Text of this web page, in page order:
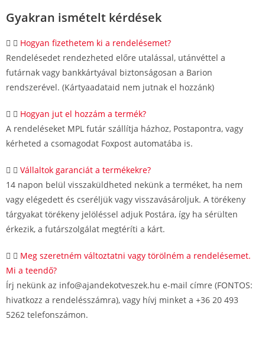
Gyakran ismételt kérdések
Hogyan fizethetem ki a rendelésemet?
Rendelésedet rendezheted előre utalással, utánvéttel a
futárnak vagy bankkártyával biztonságosan a Barion
rendszerével. (Kártyaadataid nem jutnak el hozzánk)
Hogyan jut el hozzám a termék?
A rendeléseket MPL futár szállítja házhoz, Postapontra, vagy
kérheted a csomagodat Foxpost automatába is.
Vállaltok garanciát a termékekre?
14 napon belül visszaküldheted nekünk a terméket, ha nem
vagy elégedett és cseréljük vagy visszavásároljuk. A törékeny
tárgyakat törékeny jelöléssel adjuk Postára, így ha sérülten
érkezik, a futárszolgálat megtéríti a kárt.
Meg szeretném változtatni vagy törölném a rendelésemet.
Mi a teendő?
Írj nekünk az info@ajandekotveszek.hu e-mail címre (FONTOS:
hivatkozz a rendelésszámra), vagy hívj minket a +36 20 493
5262 telefonszámon.